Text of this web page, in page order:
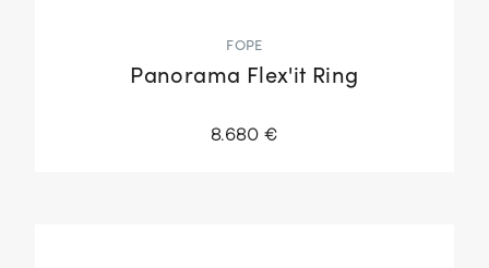
FOPE
Panorama Flex'it Ring
8.680 €